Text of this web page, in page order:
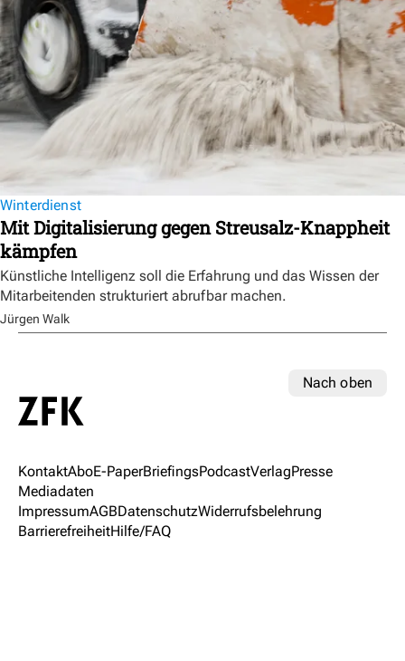
Winterdienst
Mit Digitalisierung gegen Streusalz-Knappheit
kämpfen
Künstliche Intelligenz soll die Erfahrung und das Wissen der
Mitarbeitenden strukturiert abrufbar machen.
Jürgen Walk
Nach oben
KontaktAboE-PaperBriefingsPodcastVerlagPresse
Mediadaten
ImpressumAGBDatenschutzWiderrufsbelehrung
BarrierefreiheitHilfe/FAQ